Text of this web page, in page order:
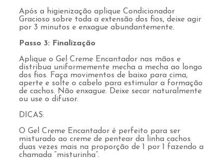
Após a higienização aplique Condicionador
Gracioso sobre toda a extensão dos fios, deixe agir
por 3 minutos e enxague abundantemente.
Passo 3: Finalização
Aplique o Gel Creme Encantador nas mãos e
distribua uniformemente mecha a mecha ao longo
dos fios. Faça movimentos de baixo para cima,
aperte e solte o cabelo para estimular a formação
de cachos. Não enxague. Deixe secar naturalmente
ou use o difusor.
DICAS:
O Gel Creme Encantador é perfeito para ser
misturado ao creme de pentear da linha cachos
duas vezes mais na proporção de 1 por 1 fazendo a
chamada “misturinha”.